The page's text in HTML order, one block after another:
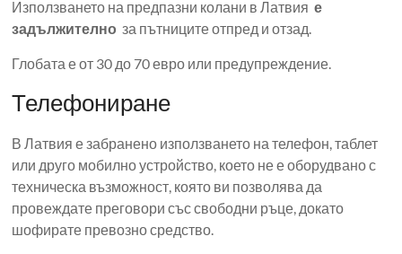
Използването на предпазни колани в Латвияе
задължително за пътниците отпред и отзад.
Глобата е от 30 до 70 евро или предупреждение.
Телефониране
В Латвия е забранено използването на телефон, таблет
или друго мобилно устройство, което не е оборудвано с
техническа възможност, която ви позволява да
провеждате преговори със свободни ръце, докато
шофирате превозно средство.